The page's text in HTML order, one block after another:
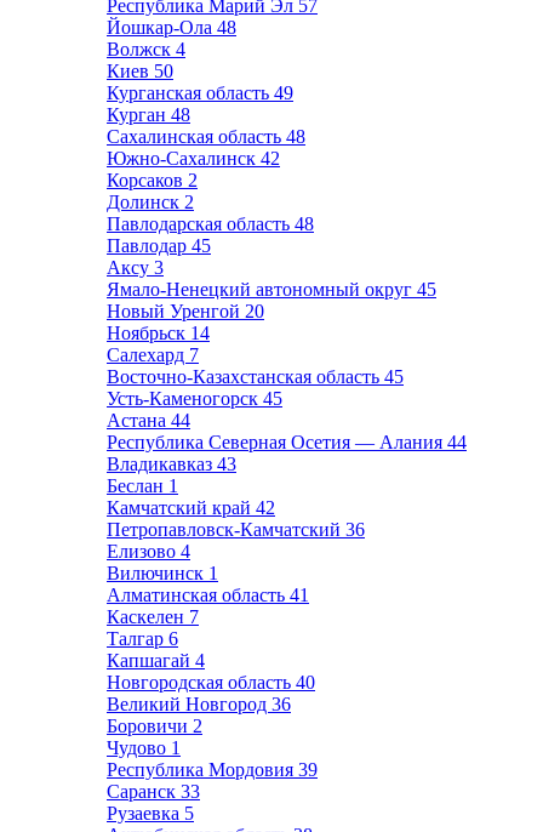
Республика Марий Эл 57
Йошкар-Ола 48
Волжск 4
Киев 50
Курганская область 49
Курган 48
Сахалинская область 48
Южно-Сахалинск 42
Корсаков 2
Долинск 2
Павлодарская область 48
Павлодар 45
Аксу 3
Ямало-Ненецкий автономный округ 45
Новый Уренгой 20
Ноябрьск 14
Салехард 7
Восточно-Казахстанская область 45
Усть-Каменогорск 45
Астана 44
Республика Северная Осетия — Алания 44
Владикавказ 43
Беслан 1
Камчатский край 42
Петропавловск-Камчатский 36
Елизово 4
Вилючинск 1
Алматинская область 41
Каскелен 7
Талгар 6
Капшагай 4
Новгородская область 40
Великий Новгород 36
Боровичи 2
Чудово 1
Республика Мордовия 39
Саранск 33
Рузаевка 5